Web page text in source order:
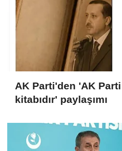
AK Parti'den 'AK
kitabıdır' paylaşımı